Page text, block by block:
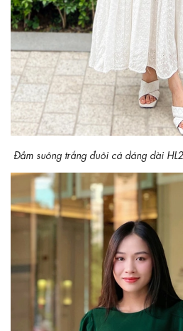
Đầm suông trắng đuôi cá dáng dài